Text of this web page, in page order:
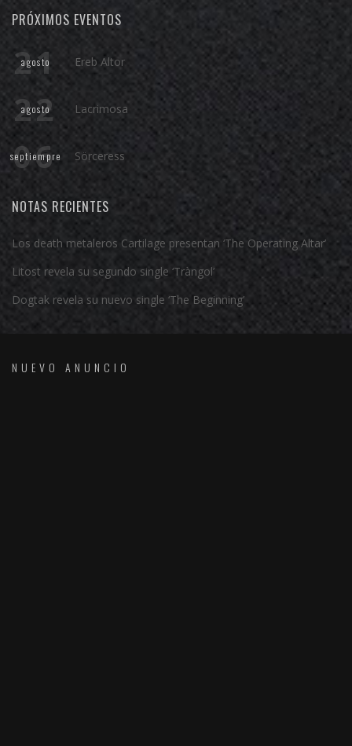
PRÓXIMOS EVENTOS
21
agosto Ereb Altor
22
agosto Lacrimosa
06
septiempre Sörceress
NOTAS RECIENTES
Los death metaleros Cartilage presentan ‘The Operating Altar’
Litost revela su segundo single ‘Tràngol’
Dogtak revela su nuevo single ‘The Beginning’
NUEVO ANUNCIO